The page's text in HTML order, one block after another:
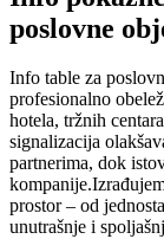
poslovne
Info table za
profesionalno
hotela, tržnih
signalizacija
partnerima, dok
prostor – od
unutrašnje i